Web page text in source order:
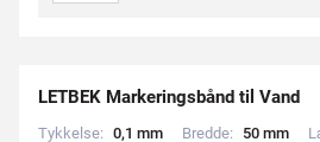
LETBEK Markeringsbånd til Vand
Tykkelse: 0,1 mm Bredde: 50 mm